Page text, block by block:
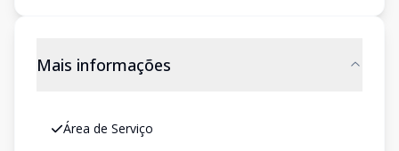
Mais informações
Área de Serviço